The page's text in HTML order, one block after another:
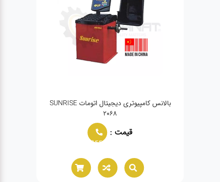
بالانس کامپیوتری دیجیتال اتومات SUNRISE
2068
قیمت :
02166021944